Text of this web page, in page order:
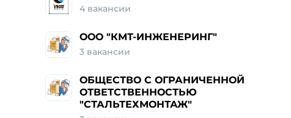
4 вакансии
ООО "КМТ-ИНЖЕНЕРИНГ"
3 вакансии
ОБЩЕСТВО С ОГРАНИЧЕННОЙ
ОТВЕТСТВЕННОСТЬЮ
"СТАЛЬТЕХМОНТАЖ"